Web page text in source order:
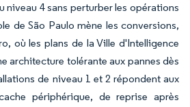
niveau 4 sans perturber les opérations
de São Paulo mène les conversions,
où les plans de la Ville d'Intelligence
architecture tolérante aux pannes dès
de niveau 1 et 2 répondent aux
périphérique, de reprise après